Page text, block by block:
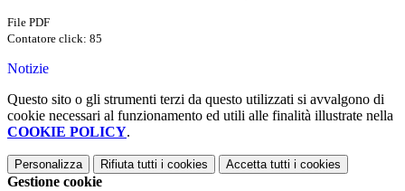
File PDF
Contatore click: 85
Notizie
Questo sito o gli strumenti terzi da questo utilizzati si avvalgono di
cookie necessari al funzionamento ed utili alle finalità illustrate nella
COOKIE POLICY.
Personalizza Rifiuta tutti i cookies Accetta tutti i cookies
Gestione cookie